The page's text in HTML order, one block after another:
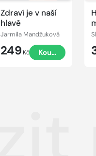
Zdraví je v naší
hlavě
Jarmila Mandžuková
249 Kč Koupit